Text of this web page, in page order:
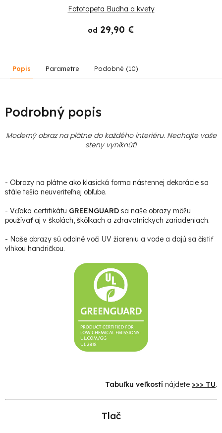
Fototapeta Budha a kvety
od 29,90 €
Popis Parametre Podobné (10)
Podrobný popis
Moderný obraz na plátne do každého interiéru. Nechajte vaše
steny vyniknúť!
- Obrazy na plátne ako klasická forma nástennej dekorácie sa
stále tešia neuveriteľnej obľube.
- Vďaka certifikátu GREENGUARD sa naše obrazy môžu
používať aj v školách, škôlkach a zdravotníckych zariadeniach.
- Naše obrazy sú odolné voči UV žiareniu a vode a dajú sa čistiť
vlhkou handričkou.
Tabuľku veľkostí nájdete >>> TU.
Tlač